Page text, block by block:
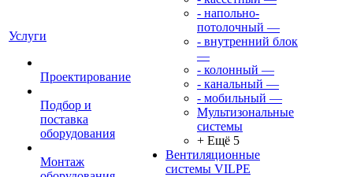
Услуги
Проектирование
Подбор и
поставка
оборудования
Монтаж
- напольно-
потолочный —
- внутренний блок
—
- колонный —
- канальный —
- мобильный —
Мультизональные
системы
+ Ещё 5
Вентиляционные
системы VILPE